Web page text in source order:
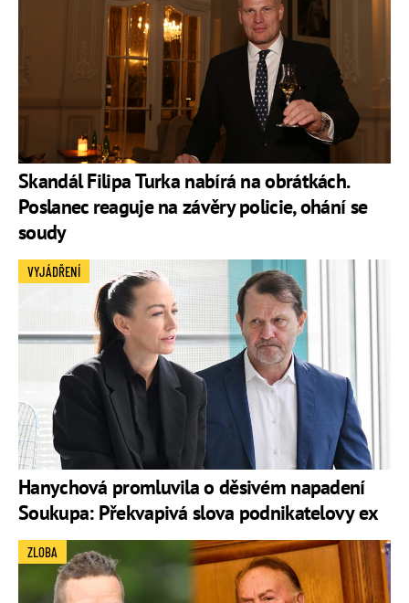
Skandál Filipa Turka nabírá na obrátkách.
Poslanec reaguje na závěry policie, ohání se
soudy
Hanychová promluvila o děsivém napadení
Soukupa: Překvapivá slova podnikatelovy ex
VYJÁDŘENÍ
ZLOBA